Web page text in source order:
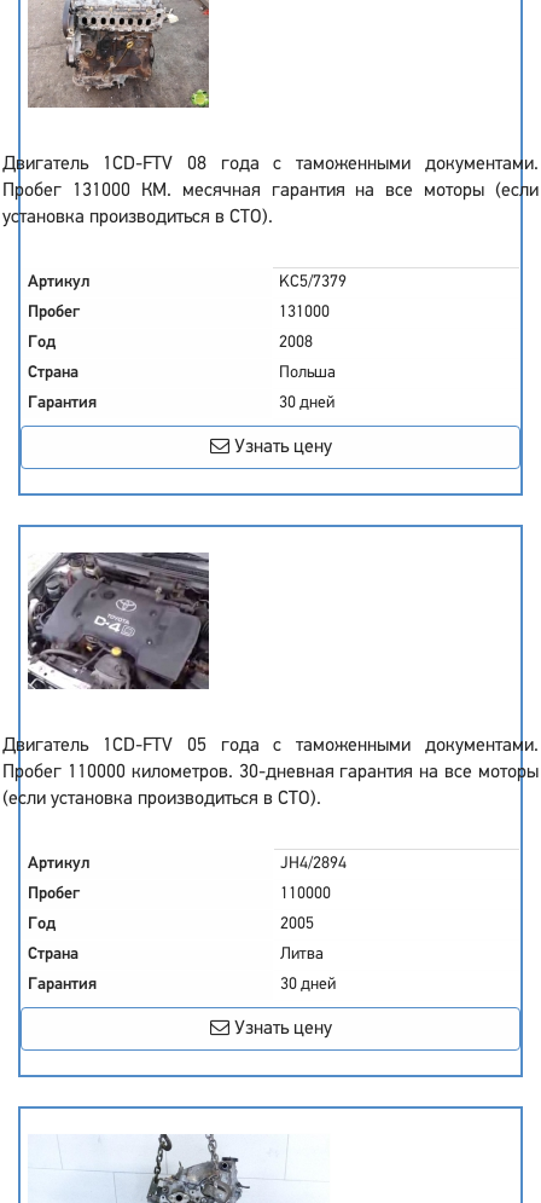
Двигатель 1CD-FTV 08 года с таможенными документами.
Пробег 131000 КМ. месячная гарантия на все моторы (если
установка производиться в СТО).
Артикул
KC5/7379
Пробег
131000
Год
2008
Страна
Польша
Гарантия
30 дней
Узнать цену
Двигатель 1CD-FTV 05 года с таможенными документами.
Пробег 110000 километров. 30-дневная гарантия на все моторы
(если установка производиться в СТО).
Артикул
JH4/2894
Пробег
110000
Год
2005
Страна
Литва
Гарантия
30 дней
Узнать цену